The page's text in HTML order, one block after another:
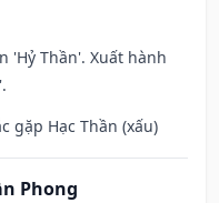
'Hỷ Thần'. Xuất hành
gặp Hạc Thần (xấu)
Phong